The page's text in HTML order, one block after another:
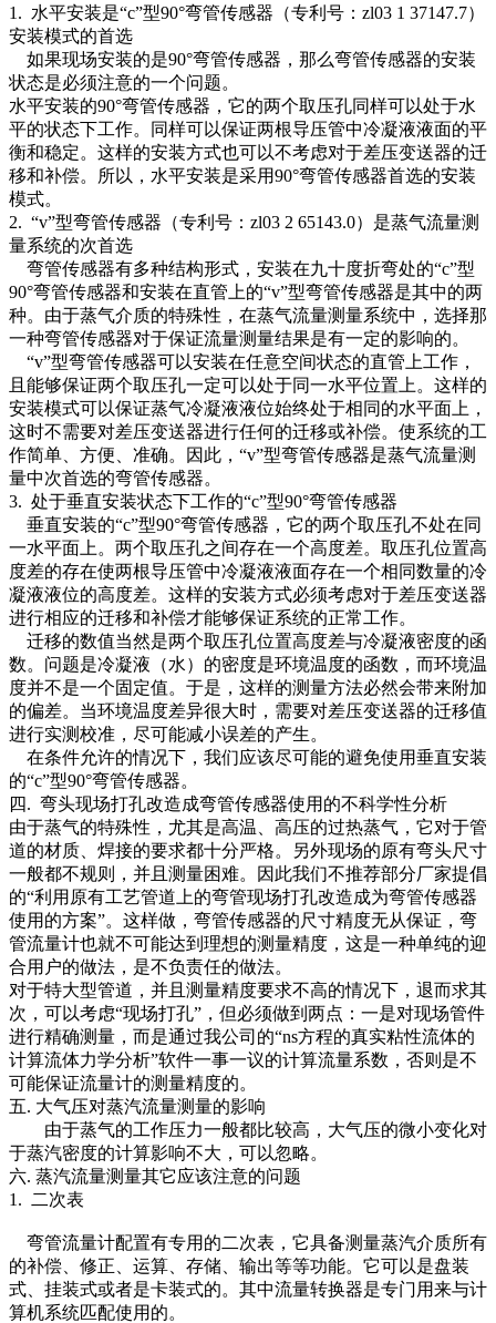
1. 水平安装是“c”型90°弯管传感器（专利号：zl03 1 37147.7）
安装模式的首选
如果现场安装的是90°弯管传感器，那么弯管传感器的安装
状态是必须注意的一个问题。
水平安装的90°弯管传感器，它的两个取压孔同样可以处于水
平的状态下工作。同样可以保证两根导压管中冷凝液液面的平
衡和稳定。这样的安装方式也可以不考虑对于差压变送器的迁
移和补偿。所以，水平安装是采用90°弯管传感器首选的安装
模式。
2. “v”型弯管传感器（专利号：zl03 2 65143.0）是蒸气流量测
量系统的次首选
弯管传感器有多种结构形式，安装在九十度折弯处的“c”型
90°弯管传感器和安装在直管上的“v”型弯管传感器是其中的两
种。由于蒸气介质的特殊性，在蒸气流量测量系统中，选择那
一种弯管传感器对于保证流量测量结果是有一定的影响的。
“v”型弯管传感器可以安装在任意空间状态的直管上工作，
且能够保证两个取压孔一定可以处于同一水平位置上。这样的
安装模式可以保证蒸气冷凝液液位始终处于相同的水平面上，
这时不需要对差压变送器进行任何的迁移或补偿。使系统的工
作简单、方便、准确。因此，“v”型弯管传感器是蒸气流量测
量中次首选的弯管传感器。
3. 处于垂直安装状态下工作的“c”型90°弯管传感器
垂直安装的“c”型90°弯管传感器，它的两个取压孔不处在同
一水平面上。两个取压孔之间存在一个高度差。取压孔位置高
度差的存在使两根导压管中冷凝液液面存在一个相同数量的冷
凝液液位的高度差。这样的安装方式必须考虑对于差压变送器
进行相应的迁移和补偿才能够保证系统的正常工作。
迁移的数值当然是两个取压孔位置高度差与冷凝液密度的函
数。问题是冷凝液（水）的密度是环境温度的函数，而环境温
度并不是一个固定值。于是，这样的测量方法必然会带来附加
的偏差。当环境温度差异很大时，需要对差压变送器的迁移值
进行实测校准，尽可能减小误差的产生。
在条件允许的情况下，我们应该尽可能的避免使用垂直安装
的“c”型90°弯管传感器。
四. 弯头现场打孔改造成弯管传感器使用的不科学性分析
由于蒸气的特殊性，尤其是高温、高压的过热蒸气，它对于管
道的材质、焊接的要求都十分严格。另外现场的原有弯头尺寸
一般都不规则，并且测量困难。因此我们不推荐部分厂家提倡
的“利用原有工艺管道上的弯管现场打孔改造成为弯管传感器
使用的方案”。这样做，弯管传感器的尺寸精度无从保证，弯
管流量计也就不可能达到理想的测量精度，这是一种单纯的迎
合用户的做法，是不负责任的做法。
对于特大型管道，并且测量精度要求不高的情况下，退而求其
次，可以考虑“现场打孔”，但必须做到两点：一是对现场管件
进行精确测量，而是通过我公司的“ns方程的真实粘性流体的
计算流体力学分析”软件一事一议的计算流量系数，否则是不
可能保证流量计的测量精度的。
五. 大气压对蒸汽流量测量的影响
由于蒸气的工作压力一般都比较高，大气压的微小变化对
于蒸汽密度的计算影响不大，可以忽略。
六. 蒸汽流量测量其它应该注意的问题
1. 二次表
弯管流量计配置有专用的二次表，它具备测量蒸汽介质所有
的补偿、修正、运算、存储、输出等等功能。它可以是盘装
式、挂装式或者是卡装式的。其中流量转换器是专门用来与计
算机系统匹配使用的。